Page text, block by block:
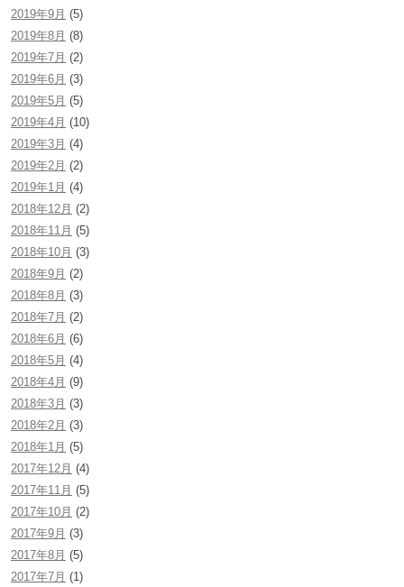
2019年9月 (5)
2019年8月 (8)
2019年7月 (2)
2019年6月 (3)
2019年5月 (5)
2019年4月 (10)
2019年3月 (4)
2019年2月 (2)
2019年1月 (4)
2018年12月 (2)
2018年11月 (5)
2018年10月 (3)
2018年9月 (2)
2018年8月 (3)
2018年7月 (2)
2018年6月 (6)
2018年5月 (4)
2018年4月 (9)
2018年3月 (3)
2018年2月 (3)
2018年1月 (5)
2017年12月 (4)
2017年11月 (5)
2017年10月 (2)
2017年9月 (3)
2017年8月 (5)
2017年7月 (1)